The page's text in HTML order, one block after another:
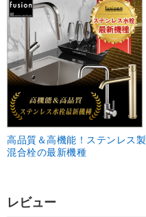
高品質＆高機能！ステンレス製
混合栓の最新機種
レビュー